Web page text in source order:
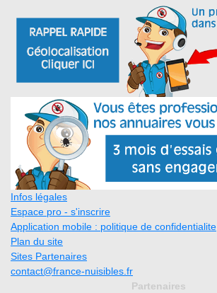
Infos légales
Espace pro - s'inscrire
Application mobile : politique de confidentialite
Plan du site
Sites Partenaires
contact@france-nuisibles.fr
Partenaires